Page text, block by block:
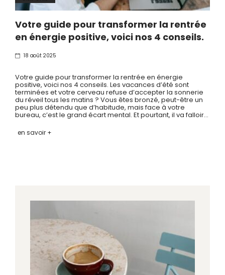
Votre guide pour transformer la rentrée
en énergie positive, voici nos 4 conseils.
18 août 2025
Votre guide pour transformer la rentrée en énergie
positive, voici nos 4 conseils. Les vacances d’été sont
terminées et votre cerveau refuse d’accepter la sonnerie
du réveil tous les matins ? Vous êtes bronzé, peut-être un
peu plus détendu que d’habitude, mais face à votre
bureau, c’est le grand écart mental. Et pourtant, il va falloir…
en savoir +